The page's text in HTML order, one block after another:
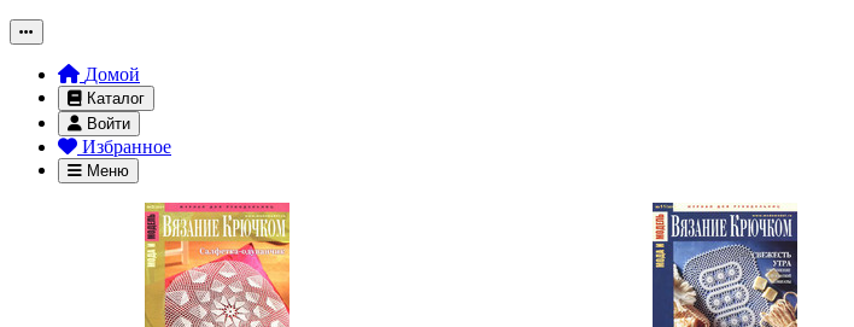
Домой
Каталог
Войти
Избранное
Меню